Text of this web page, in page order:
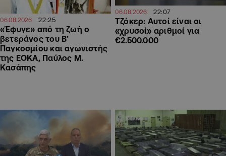
06.08.2026 22:25
«Έφυγε» από τη ζωή ο
βετεράνος του Β’
Παγκοσμίου και αγωνιστής
της ΕΟΚΑ, Παύλος Μ.
Κασάπης
06.08.2026 22:07
Τζόκερ: Αυτοί είναι οι
«χρυσοί» αριθμοί για
€2.500.000